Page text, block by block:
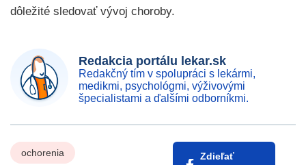
dôležité sledovať vývoj choroby.
Redakcia portálu lekar.sk
Redakčný tím v spolupráci s lekármi,
medikmi, psychológmi, výživovými
špecialistami a ďalšími odborníkmi.
ochorenia
Zdieľať